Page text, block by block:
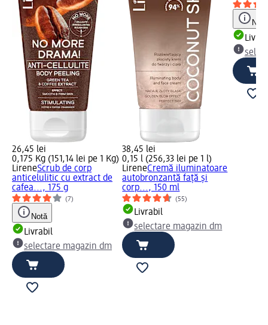
26,45 lei
0,175 Kg (151,14 lei pe 1 Kg)
LireneScrub de corp
anticelulitic cu extract de
cafea..., 175 g
(7)
Notă
Livrabil
selectare magazin dm
38,45 lei
0,15 l (256,33 lei pe 1 l)
LireneCremă iluminatoare
autobronzantă față și
corp..., 150 ml
(55)
Livrabil
selectare magazin dm
Notă